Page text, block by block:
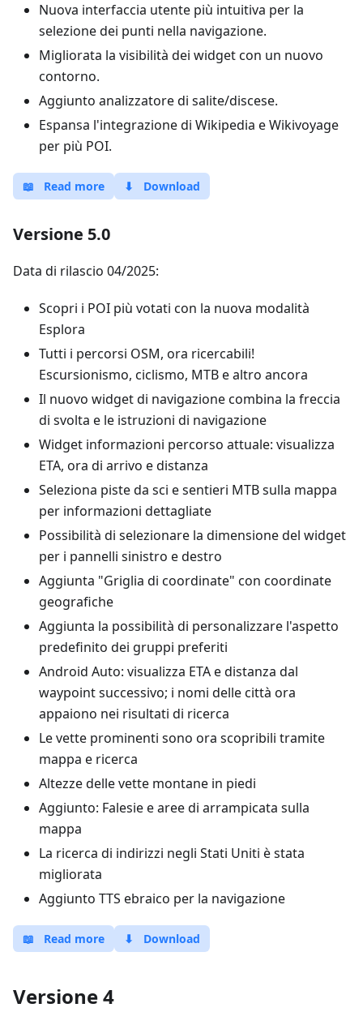
Nuova interfaccia utente più intuitiva per la
selezione dei punti nella navigazione.
Migliorata la visibilità dei widget con un nuovo
contorno.
Aggiunto analizzatore di salite/discese.
Espansa l'integrazione di Wikipedia e Wikivoyage
per più POI.
📖 Read more ⬇ Download
Versione 5.0
Data di rilascio 04/2025:
Scopri i POI più votati con la nuova modalità
Esplora
Tutti i percorsi OSM, ora ricercabili!
Escursionismo, ciclismo, MTB e altro ancora
Il nuovo widget di navigazione combina la freccia
di svolta e le istruzioni di navigazione
Widget informazioni percorso attuale: visualizza
ETA, ora di arrivo e distanza
Seleziona piste da sci e sentieri MTB sulla mappa
per informazioni dettagliate
Possibilità di selezionare la dimensione del widget
per i pannelli sinistro e destro
Aggiunta "Griglia di coordinate" con coordinate
geografiche
Aggiunta la possibilità di personalizzare l'aspetto
predefinito dei gruppi preferiti
Android Auto: visualizza ETA e distanza dal
waypoint successivo; i nomi delle città ora
appaiono nei risultati di ricerca
Le vette prominenti sono ora scopribili tramite
mappa e ricerca
Altezze delle vette montane in piedi
Aggiunto: Falesie e aree di arrampicata sulla
mappa
La ricerca di indirizzi negli Stati Uniti è stata
migliorata
Aggiunto TTS ebraico per la navigazione
📖 Read more ⬇ Download
Versione 4